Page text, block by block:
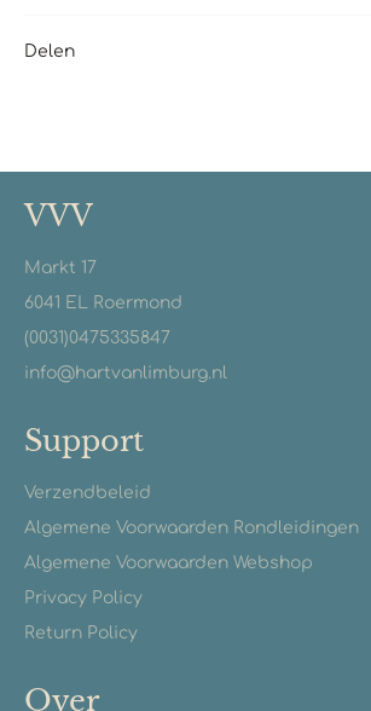
Delen
VVV
Markt 17
6041 EL Roermond
(0031)0475335847
info@hartvanlimburg.nl
Support
Verzendbeleid
Algemene Voorwaarden Rondleidingen
Algemene Voorwaarden Webshop
Privacy Policy
Return Policy
Over